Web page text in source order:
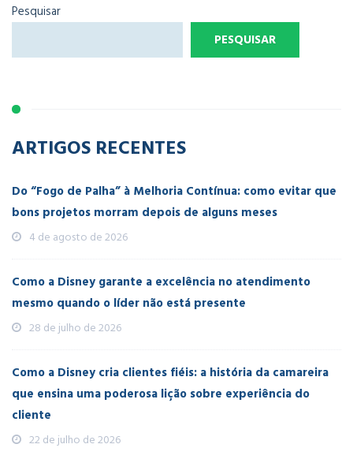
Pesquisar
PESQUISAR
ARTIGOS RECENTES
Do “Fogo de Palha” à Melhoria Contínua: como evitar que
bons projetos morram depois de alguns meses
4 de agosto de 2026
Como a Disney garante a excelência no atendimento
mesmo quando o líder não está presente
28 de julho de 2026
Como a Disney cria clientes fiéis: a história da camareira
que ensina uma poderosa lição sobre experiência do
cliente
22 de julho de 2026